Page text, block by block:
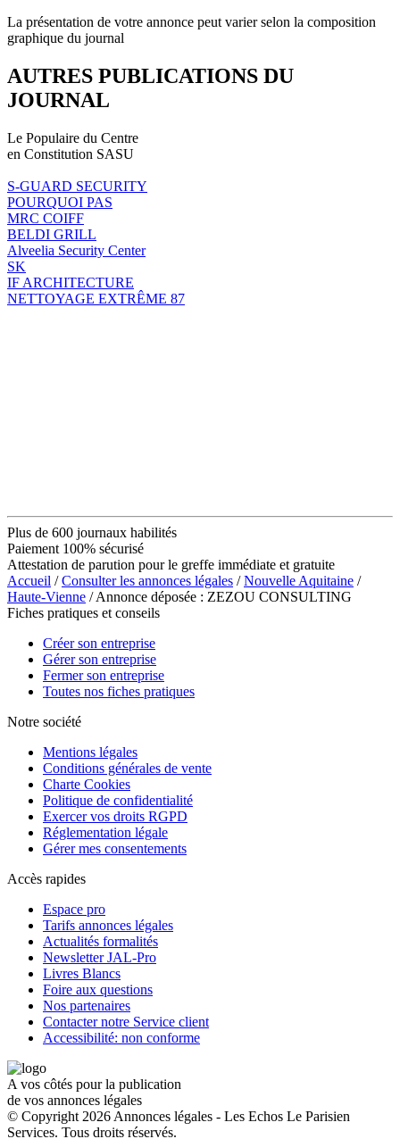
La présentation de votre annonce peut varier selon la composition
graphique du journal
AUTRES PUBLICATIONS DU
JOURNAL
Le Populaire du Centre
en Constitution SASU
S-GUARD SECURITY
POURQUOI PAS
MRC COIFF
BELDI GRILL
Alveelia Security Center
SK
IF ARCHITECTURE
NETTOYAGE EXTRÊME 87
Plus de 600 journaux habilités
Paiement 100% sécurisé
Attestation de parution pour le greffe immédiate et gratuite
Accueil /Consulter les annonces légales /Nouvelle Aquitaine /
Haute-Vienne / Annonce déposée : ZEZOU CONSULTING
Fiches pratiques et conseils
Créer son entreprise
Gérer son entreprise
Fermer son entreprise
Toutes nos fiches pratiques
Notre société
Mentions légales
Conditions générales de vente
Charte Cookies
Politique de confidentialité
Exercer vos droits RGPD
Réglementation légale
Gérer mes consentements
Accès rapides
Espace pro
Tarifs annonces légales
Actualités formalités
Newsletter JAL-Pro
Livres Blancs
Foire aux questions
Nos partenaires
Contacter notre Service client
Accessibilité: non conforme
A vos côtés pour la publication
de vos annonces légales
© Copyright 2026 Annonces légales - Les Echos Le Parisien
Services. Tous droits réservés.